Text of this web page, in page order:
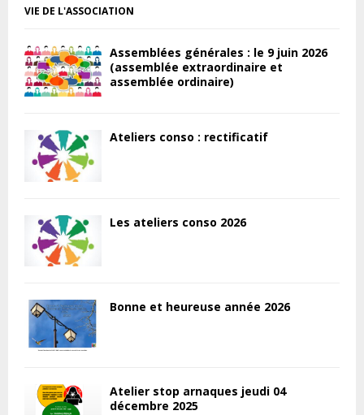
VIE DE L'ASSOCIATION
Assemblées générales : le 9 juin 2026
(assemblée extraordinaire et
assemblée ordinaire)
Ateliers conso : rectificatif
Les ateliers conso 2026
Bonne et heureuse année 2026
Atelier stop arnaques jeudi 04
décembre 2025